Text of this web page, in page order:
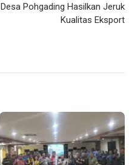
Desa Pohgading Hasilkan Jeruk
Kualitas Eksport